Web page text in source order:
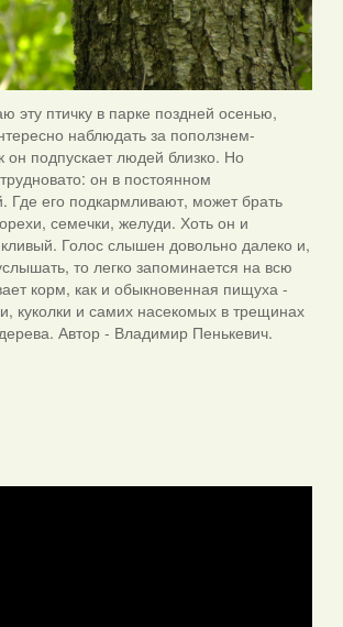
эту птичку в парке поздней осенью,
наблюдать за поползнем-
он подпускает людей близко. Но
он в постоянном
его подкармливают, может брать
семечки, желуди. Хоть он и
Голос слышен довольно далеко и,
то легко запоминается на всю
корм, как и обыкновенная пищуха -
куколки и самих насекомых в трещинах
Автор - Владимир Пенькевич.